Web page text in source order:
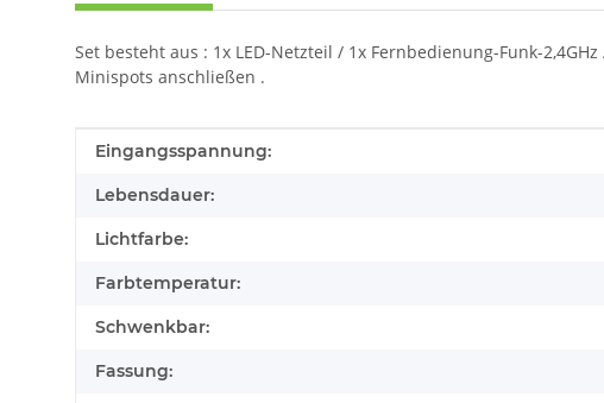
Set besteht aus : 1x LED-Netzteil / 1x Fernbedienung-Funk-
Minispots anschließen .
Produkteigenschaft
Wert
Eingangsspannung:
Lebensdauer:
Lichtfarbe:
Farbtemperatur:
Schwenkbar:
Fassung: